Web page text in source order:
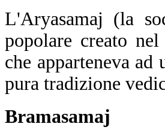
L'Aryasamaj (la
popolare creato
che apparteneva
pura tradizione
Bramasamaj